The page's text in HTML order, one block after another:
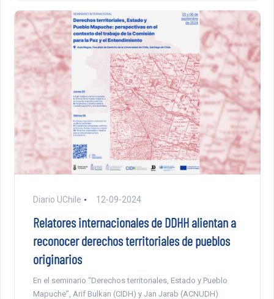
Diario UChile 12-09-2024
Relatores internacionales de DDHH alientan a
reconocer derechos territoriales de pueblos
originarios
En el seminario “Derechos territoriales, Estado y Pueblo
Mapuche”, Arif Bulkan (CIDH) y Jan Jarab (ACNUDH)